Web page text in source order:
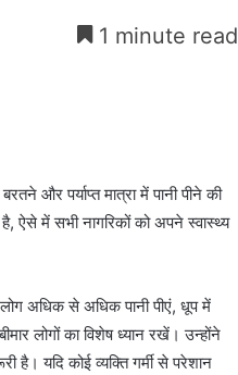
1 minute read
और पर्याप्त मात्रा में पानी पीने की
ऐसे में सभी नागरिकों को अपने स्वास्थ्य
अधिक से अधिक पानी पीएं, धूप में
लोगों का विशेष ध्यान रखें। उन्होंने
यदि कोई व्यक्ति गर्मी से परेशान